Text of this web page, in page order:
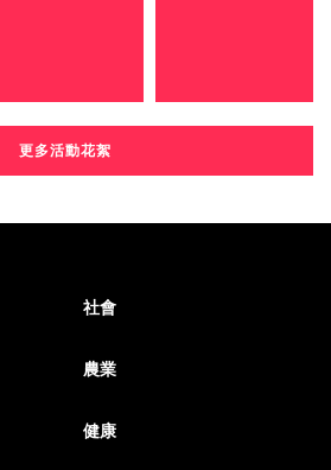
更多活動花絮
社會
農業
健康